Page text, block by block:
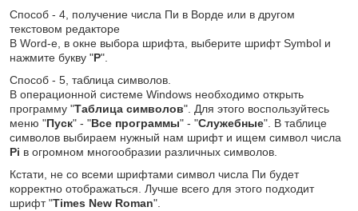
Способ - 4, получение числа Пи в Ворде или в другом
текстовом редакторе
В Word-е, в окне выбора шрифта, выберите шрифт Symbol и
нажмите букву "P".
Способ - 5, таблица символов.
В операционной системе Windows необходимо открыть
программу "Таблица символов". Для этого воспользуйтесь
меню "Пуск" - "Все программы" - "Служебные". В таблице
символов выбираем нужный нам шрифт и ищем символ числа
Pi в огромном многообразии различных символов.
Кстати, не со всеми шрифтами символ числа Пи будет
корректно отображаться. Лучше всего для этого подходит
шрифт "Times New Roman".